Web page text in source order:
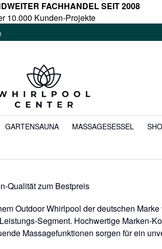
FACHHANDEL SEIT 2008
10.000 Kunden-Projekte
GARTENSAUNA MASSAGESESSEL
Qualität zum Bestpreis
Outdoor Whirlpool der deutschen
Seg­ment. Hochwertige Marken-
Massage­funktionen sorgen für ein